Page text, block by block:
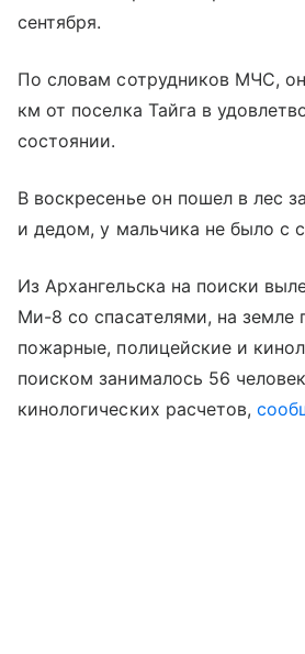
сентября.
По словам сотрудников МЧС,
км от поселка Тайга в
состоянии.
В воскресенье он пошел в лес
и дедом, у мальчика не было с
Из Архангельска на поиски
Ми-8 со спасателями, на земле
пожарные, полицейские и
поиском занималось 56
кинологических расчетов,